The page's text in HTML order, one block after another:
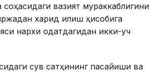
вазият мураккаблигини
харид қилиш ҳисобига
нархи одатдагидан икки-уч
сув сатҳининг пасайиши ва